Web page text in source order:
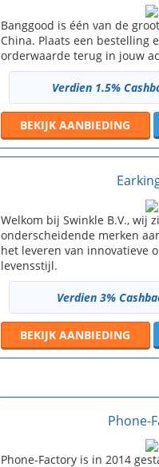
Banggood is één van de
China. Plaats een bestelling
orderwaarde terug in jouw
Verdien 1.5%
BEKIJKAANBIEDING
Welkom bij Swinkle B.V., wij
onderscheidende merken
het leveren van innovatieve
levensstijl.
Verdien 3%
BEKIJKAANBIEDING
Phone-
Phone-Factory is in 2014